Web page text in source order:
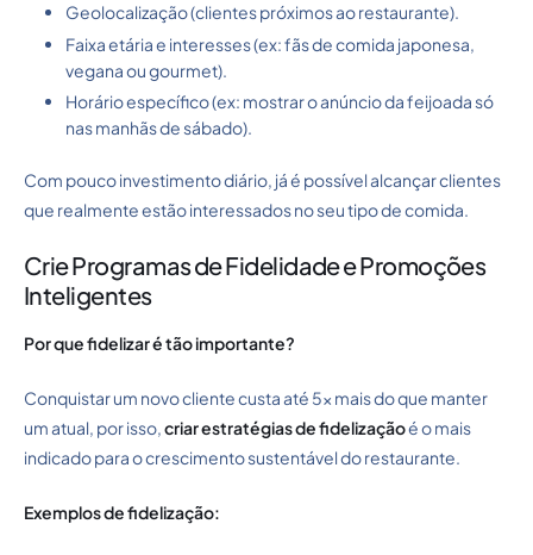
Geolocalização (clientes próximos ao restaurante).
Faixa etária e interesses (ex: fãs de comida japonesa,
vegana ou gourmet).
Horário específico (ex: mostrar o anúncio da feijoada só
nas manhãs de sábado).
Com pouco investimento diário, já é possível alcançar clientes
que realmente estão interessados no seu tipo de comida.
Crie Programas de Fidelidade e Promoções
Inteligentes
Por que fidelizar é tão importante?
Conquistar um novo cliente custa até 5x mais do que manter
um atual, por isso,criar estratégias de fidelizaçãoé o mais
indicado para o crescimento sustentável do restaurante.
Exemplos de fidelização: